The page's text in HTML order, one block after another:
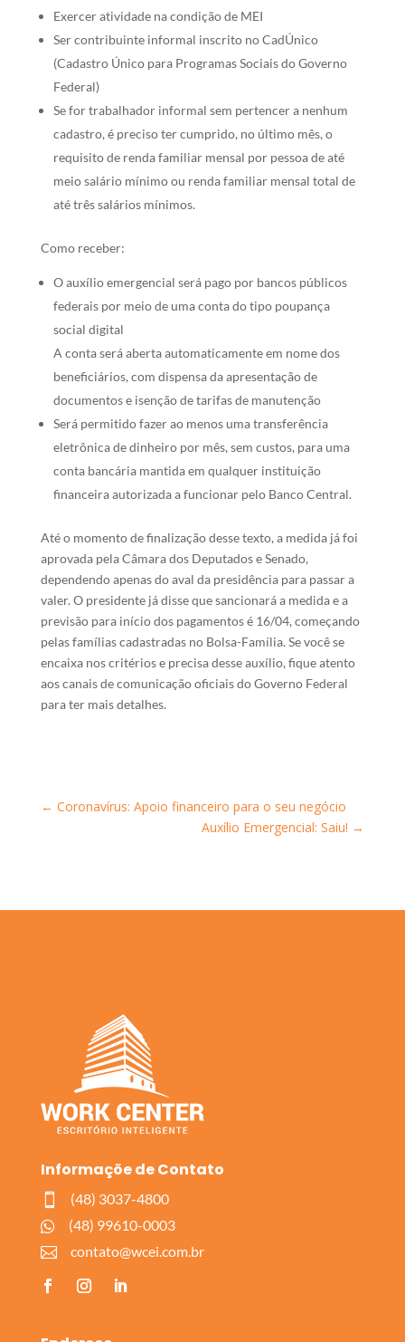
Exercer atividade na condição de MEI
Ser contribuinte informal inscrito no CadÚnico
(Cadastro Único para Programas Sociais do Governo
Federal)
Se for trabalhador informal sem pertencer a nenhum
cadastro, é preciso ter cumprido, no último mês, o
requisito de renda familiar mensal por pessoa de até
meio salário mínimo ou renda familiar mensal total de
até três salários mínimos.
Como receber:
O auxílio emergencial será pago por bancos públicos
federais por meio de uma conta do tipo poupança
social digital
A conta será aberta automaticamente em nome dos
beneficiários, com dispensa da apresentação de
documentos e isenção de tarifas de manutenção
Será permitido fazer ao menos uma transferência
eletrônica de dinheiro por mês, sem custos, para uma
conta bancária mantida em qualquer instituição
financeira autorizada a funcionar pelo Banco Central.
Até o momento de finalização desse texto, a medida já foi
aprovada pela Câmara dos Deputados e Senado,
dependendo apenas do aval da presidência para passar a
valer. O presidente já disse que sancionará a medida e a
previsão para início dos pagamentos é 16/04, começando
pelas famílias cadastradas no Bolsa-Família. Se você se
encaixa nos critérios e precisa desse auxílio, fique atento
aos canais de comunicação oficiais do Governo Federal
para ter mais detalhes.
← Coronavírus: Apoio financeiro para o seu negócio
Auxílio Emergencial: Saiu! →
Informaçõe de Contato
 (48) 3037-4800
 (48) 99610-0003
 contato@wcei.com.br